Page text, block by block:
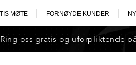
MØTE FORNØYDE KUNDER
oss gratis og uforpliktende